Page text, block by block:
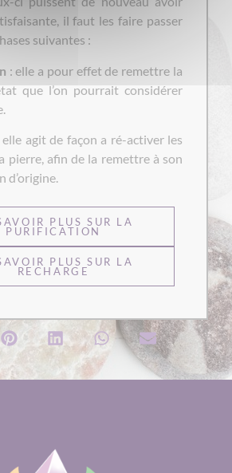
il faut les faire passer
suivantes :
: elle a pour effet de remettre la
que l’on pourrait considérer
elle agit de façon a ré-activer les
pierre, afin de la remettre à son
d’origine.
PLUS SUR LA
PURIFICATION
PLUS SUR LA
RECHARGE